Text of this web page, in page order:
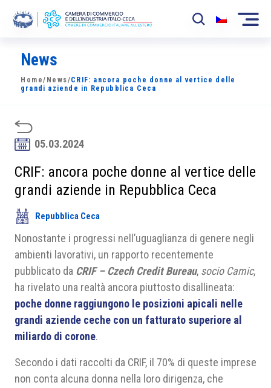
La Camera
News
Sviluppo Mercato
Soci
Partner
Progetti
Area riservata
News
Home/ News/CRIF: ancora poche donne al vertice delle
grandi aziende in Repubblica Ceca
05.03.2024
CRIF: ancora poche donne al vertice delle
grandi aziende in Repubblica Ceca
Repubblica Ceca
Nonostante i progressi nell’uguaglianza di genere negli
ambienti lavorativi, un rapporto recentemente
pubblicato da CRIF – Czech Credit Bureau, socio Camic,
ha rivelato una realtà ancora piuttosto disallineata:
poche donne raggiungono le posizioni apicali nelle
grandi aziende ceche con un fatturato superiore al
miliardo di corone.
Secondo i dati raccolti da CRIF, il 70% di queste imprese
non conta alcuna donna nella loro dirigenza, che